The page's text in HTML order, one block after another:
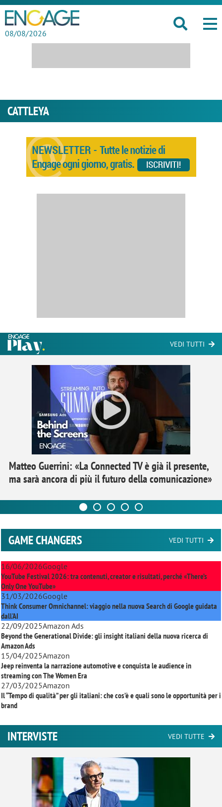
08/08/2026
CATTLEYA
VEDI TUTTI
Matteo Guerrini: «La Connected TV è già il presente,
ma sarà ancora di più il futuro della comunicazione»
GAME CHANGERS VEDI TUTTI
16/06/2026Google
YouTube Festival 2026: tra contenuti, creator e risultati, perché «There’s
Only One YouTube»
31/03/2026Google
Think Consumer Omnichannel: viaggio nella nuova Search di Google guidata
dall'AI
22/09/2025Amazon Ads
Beyond the Generational Divide: gli insight italiani della nuova ricerca di
Amazon Ads
15/04/2025Amazon
Jeep reinventa la narrazione automotive e conquista le audience in
streaming conThe Women Era
27/03/2025Amazon
Il “Tempo di qualità” per gli italiani: che cos’è e quali sono le opportunità per i
brand
INTERVISTE VEDI TUTTE